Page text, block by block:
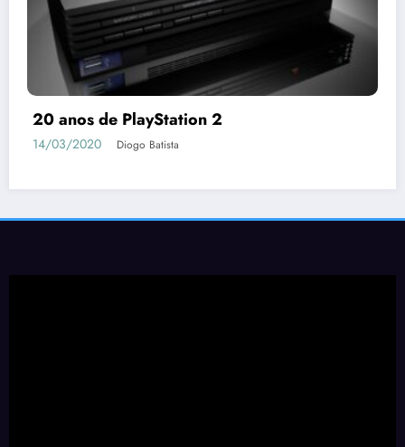
20 anos de PlayStation 2
14/03/2020 Diogo Batista